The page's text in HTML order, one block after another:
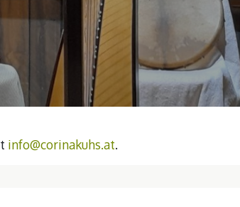
info@corinakuhs.at.